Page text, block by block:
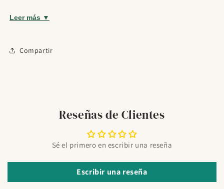
mantienen su piel tan sana y equilibrada, especialmente en
sorprendente que muchos aún no han descubierto. En
leyendo y descúbrelo.
¿Qué es Chilly Pharma Sensitive pH 5.0 450ml?
cualquiera. Es una solución de limpieza diseñada
específicamente para cuidar las áreas más delicadas de tu
Leer más ▼
Compartir
Reseñas de Clientes
Sé el primero en escribir una reseña
Escribir una reseña